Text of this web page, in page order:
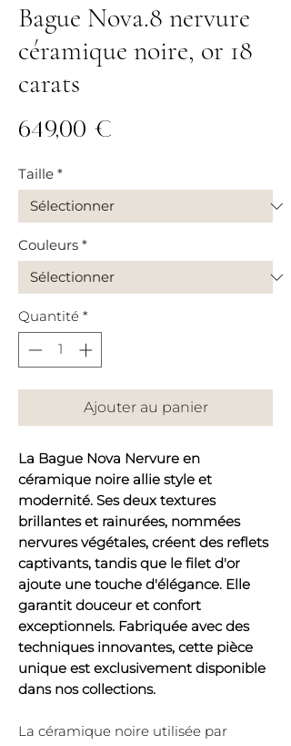
Bague Nova.8 nervure
céramique noire, or 18
carats
649,00 €
Taille *
Couleurs *
Quantité *
Ajouter au panier
La Bague Nova Nervure en
céramique noire allie style et
modernité. Ses deux textures
brillantes et rainurées, nommées
nervures végétales, créent des reflets
captivants, tandis que le filet d'or
ajoute une touche d'élégance. Elle
garantit douceur et confort
exceptionnels. Fabriquée avec des
techniques innovantes, cette pièce
unique est exclusivement disponible
dans nos collections.
La céramique noire utilisée par